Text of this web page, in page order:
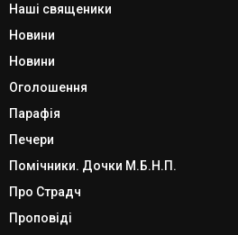
Наші священики
Новини
Новини
Оголошення
Парафія
Печери
Помічники. Дочки М.Б.Н.П.
Про Страдч
Проповіді